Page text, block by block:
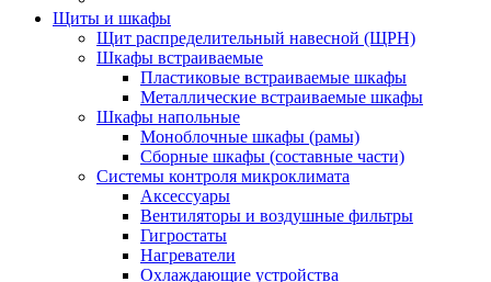
Щиты и шкафы
Щит распределительный навесной (ЩРН)
Шкафы встраиваемые
Пластиковые встраиваемые шкафы
Металлические встраиваемые шкафы
Шкафы напольные
Моноблочные шкафы (рамы)
Сборные шкафы (составные части)
Системы контроля микроклимата
Аксессуары
Вентиляторы и воздушные фильтры
Гигростаты
Нагреватели
Охлаждающие устройства